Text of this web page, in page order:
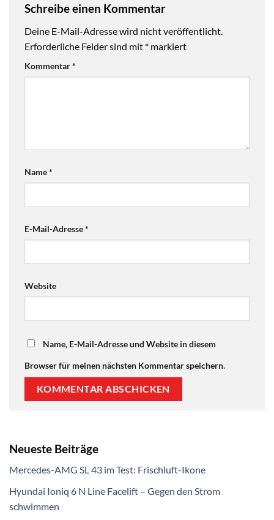
Schreibe einen Kommentar
Deine E-Mail-Adresse wird nicht veröffentlicht.
Erforderliche Felder sind mit * markiert
Kommentar*
Name*
E-Mail-Adresse*
Website
Name, E-Mail-Adresse und Website in diesem
Browser für meinen nächsten Kommentar speichern.
Neueste Beiträge
Mercedes-AMG SL 43 im Test: Frischluft-Ikone
Hyundai Ioniq 6 N Line Facelift – Gegen den Strom
schwimmen